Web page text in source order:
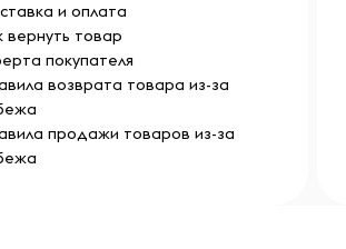
и оплата
вернуть товар
покупателя
возврата товара из-за
продажи товаров из-за